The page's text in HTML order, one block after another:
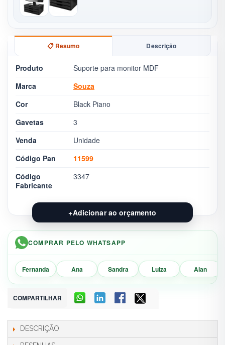
📋 Resumo Descrição
Produto
Suporte para monitor MDF
Marca
Souza
Cor
Black Piano
Gavetas
3
Venda
Unidade
Código Pan
11599
Código
Fabricante
3347
+Adicionar ao orçamento
COMPRAR PELO WHATSAPP
Fernanda Ana Sandra Luiza Alan
COMPARTILHAR
DESCRIÇÃO